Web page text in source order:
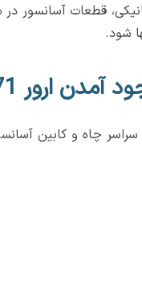
قطعات آسانسور
شود.
71 دخیل اند؟
چاه و کابین